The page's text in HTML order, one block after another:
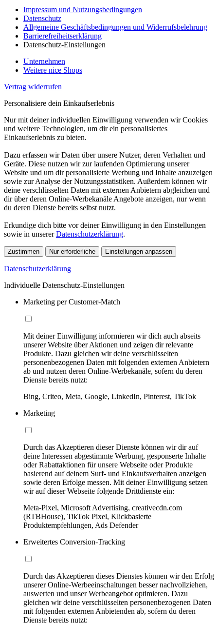
Impressum und Nutzungsbedingungen
Datenschutz
Allgemeine Geschäftsbedingungen und Widerrufsbelehrung
Barrierefreiheitserklärung
Datenschutz-Einstellungen
Unternehmen
Weitere nice Shops
Vertrag widerrufen
Personalisiere dein Einkaufserlebnis
Nur mit deiner individuellen Einwilligung verwenden wir Cookies
und weitere Technologien, um dir ein personalisiertes
Einkaufserlebnis zu bieten.
Dazu erfassen wir Daten über unsere Nutzer, deren Verhalten und
Geräte. Diese nutzen wir zur laufenden Optimierung unserer
Website und um dir personalisierte Werbung und Inhalte anzuzeigen
sowie zur Analyse der Nutzungsstatistiken. Außerdem können wir
deine verschlüsselten Daten mit externen Anbietern abgleichen und
dir über deren Online-Werbekanäle Angebote anzeigen, nur wenn
du deren Dienste bereits selbst nutzt.
Erkundige dich bitte vor deiner Einwilligung in den Einstellungen
sowie in unsererDatenschutzerklärung.
Zustimmen Nur erforderliche Einstellungen anpassen
Datenschutzerklärung
Individuelle Datenschutz-Einstellungen
Marketing per Customer-Match
Mit deiner Einwilligung informieren wir dich auch abseits
unserer Website über Aktionen und zeigen dir relevante
Produkte. Dazu gleichen wir deine verschlüsselten
personenbezogenen Daten mit folgenden externen Anbietern
ab und nutzen deren Online-Werbekanäle, sofern du deren
Dienste bereits nutzt:
Bing, Criteo, Meta, Google, LinkedIn, Pinterest, TikTok
Marketing
Durch das Akzeptieren dieser Dienste können wir dir auf
deine Interessen abgestimmte Werbung, gesponserte Inhalte
oder Rabattaktionen für unsere Webseite oder Produkte
basierend auf deinem Surf- und Einkaufsverhalten anzeigen
sowie deren Erfolge messen. Mit deiner Einwilligung setzen
wir auf dieser Webseite folgende Drittdienste ein:
Meta-Pixel, Microsoft Advertising, creativecdn.com
(RTBHouse), TikTok Pixel, Klickbasierte
Produktempfehlungen, Ads Defender
Erweitertes Conversion-Tracking
Durch das Akzeptieren dieses Dienstes können wir den Erfolg
unserer Online-Werbeeinschaltungen besser nachvollziehen,
auswerten und unser Werbeangebot optimieren. Dazu
gleichen wir deine verschlüsselten personenbezogenen Daten
mit folgenden externen Anbietenden ab, sofern du deren
Dienste bereits nutzt: